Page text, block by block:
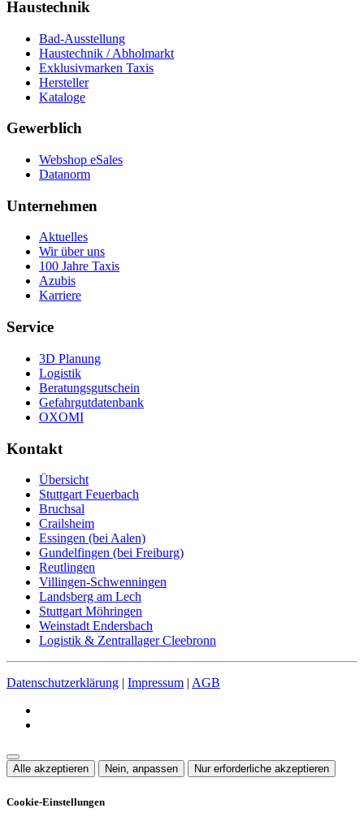
Haustechnik
Bad-Ausstellung
Haustechnik / Abholmarkt
Exklusivmarken Taxis
Hersteller
Kataloge
Gewerblich
Webshop eSales
Datanorm
Unternehmen
Aktuelles
Wir über uns
100 Jahre Taxis
Azubis
Karriere
Service
3D Planung
Logistik
Beratungsgutschein
Gefahrgutdatenbank
OXOMI
Kontakt
Übersicht
Stuttgart Feuerbach
Bruchsal
Crailsheim
Essingen (bei Aalen)
Gundelfingen (bei Freiburg)
Reutlingen
Villingen-Schwenningen
Landsberg am Lech
Stuttgart Möhringen
Weinstadt Endersbach
Logistik & Zentrallager Cleebronn
Datenschutzerklärung | Impressum | AGB
Alle akzeptieren Nein, anpassen Nur erforderliche akzeptieren
Cookie-Einstellungen